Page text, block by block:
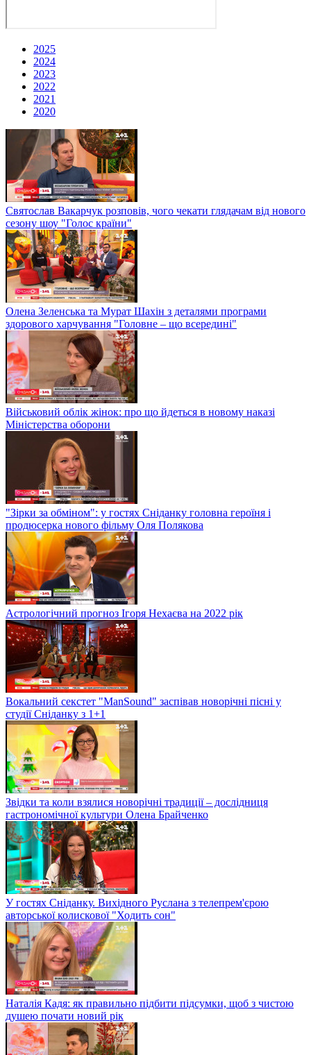
2025
2024
2023
2022
2021
2020
Святослав Вакарчук розповів, чого чекати глядачам від нового
сезону шоу "Голос країни"
Олена Зеленська та Мурат Шахін з деталями програми
здорового харчування "Головне – що всередині"
Військовий облік жінок: про що йдеться в новому наказі
Міністерства оборони
"Зірки за обміном": у гостях Сніданку головна героїня і
продюсерка нового фільму Оля Полякова
Астрологічний прогноз Ігоря Нехаєва на 2022 рік
Вокальний секстет "ManSound" заспівав новорічні пісні у
студії Сніданку з 1+1
Звідки та коли взялися новорічні традиції – дослідниця
гастрономічної культури Олена Брайченко
У гостях Сніданку. Вихідного Руслана з телепрем'єрою
авторської колискової "Ходить сон"
Наталія Кадя: як правильно підбити підсумки, щоб з чистою
душею почати новий рік